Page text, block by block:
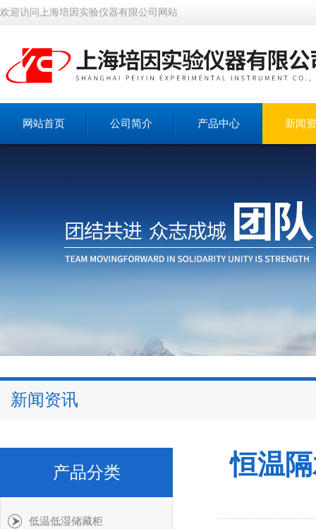
欢迎访问上海培因实验仪器有限公司网站
网站首页 公司简介 产品中心 新闻
新闻资讯
恒温
产品分类
低温低湿储藏柜